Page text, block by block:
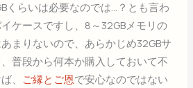
くらいは必要なのでは…？とも言わ
ケースですし、8～32GBメモリの
まりないので、あらかじめ32GBサ
普段から何本か購入しておいて不
、 ご縁とご恩で安心なのではない